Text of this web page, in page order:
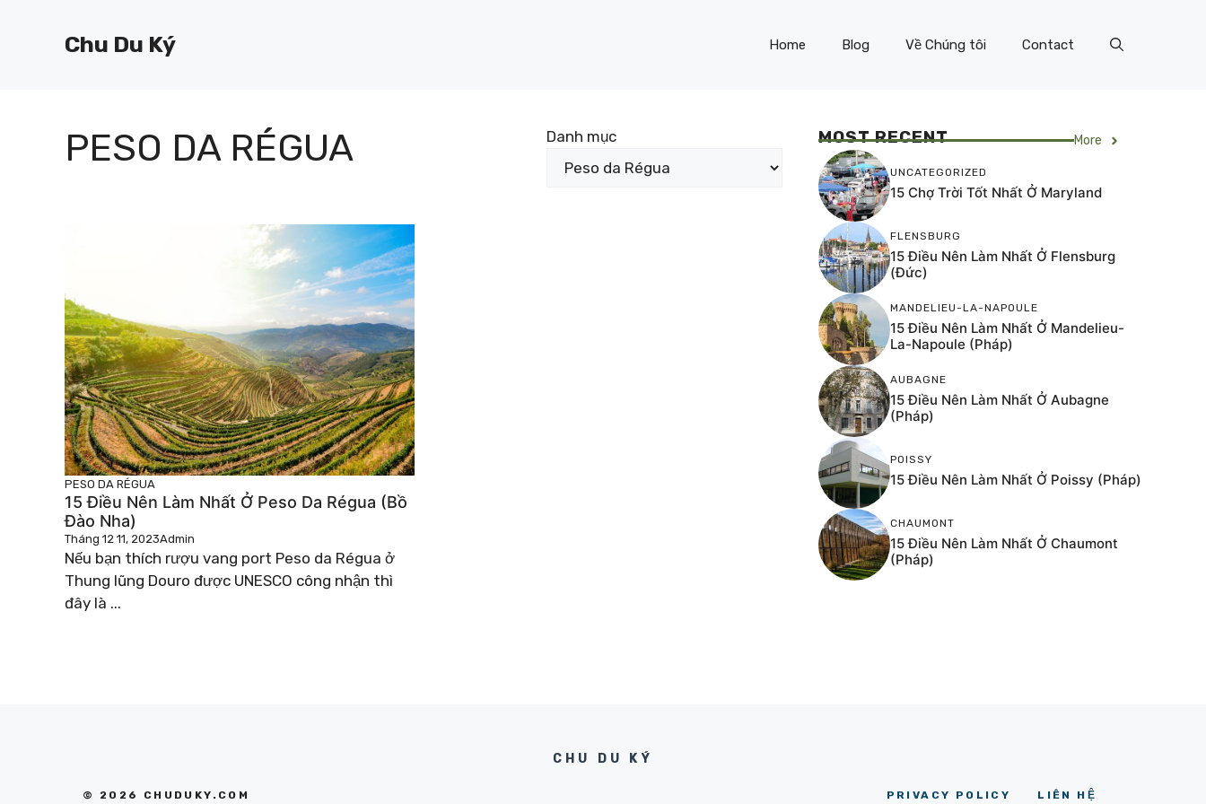
Chu Du Ký Home Blog Về Chúng tôi Contact
PESO DA RÉGUA Danh mục
PESO DA RÉGUA
15 Điều Nên Làm Nhất Ở Peso Da Régua (Bồ
Đào Nha)
Tháng 12 11, 2023Admin
Nếu bạn thích rượu vang port Peso da Régua ở
Thung lũng Douro được UNESCO công nhận thì
đây là ...
MOST RECENT More
UNCATEGORIZED
15 Chợ Trời Tốt Nhất Ở Maryland
FLENSBURG
15 Điều Nên Làm Nhất Ở Flensburg
(Đức)
MANDELIEU-LA-NAPOULE
15 Điều Nên Làm Nhất Ở Mandelieu-
La-Napoule (Pháp)
AUBAGNE
15 Điều Nên Làm Nhất Ở Aubagne
(Pháp)
POISSY
15 Điều Nên Làm Nhất Ở Poissy (Pháp)
CHAUMONT
15 Điều Nên Làm Nhất Ở Chaumont
(Pháp)
CHU DU KÝ
© 2026 CHUDUKY.COM PRIVACY POLICY LIÊN HỆ